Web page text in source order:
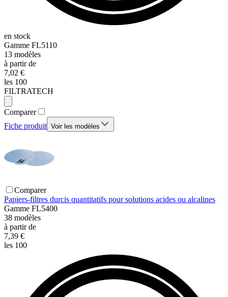
en stock
Gamme FL5110
13 modèles
à partir de
7,02 €
les 100
FILTRATECH
Comparer
Fiche produit Voir les modèles
Comparer
Papiers-filtres durcis quantitatifs pour solutions acides ou alcalines
Gamme FL5400
38 modèles
à partir de
7,39 €
les 100